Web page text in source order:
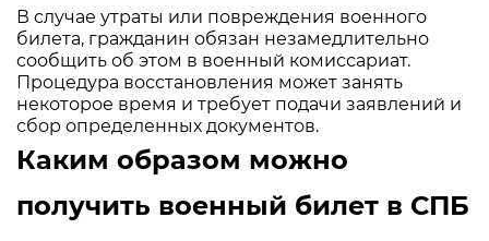
В случае утраты или повреждения военного
билета, гражданин обязан незамедлительно
сообщить об этом в военный комиссариат.
Процедура восстановления может занять
некоторое время и требует подачи заявлений и
сбор определенных документов.
Каким образом можно
получить военный билет в СПБ